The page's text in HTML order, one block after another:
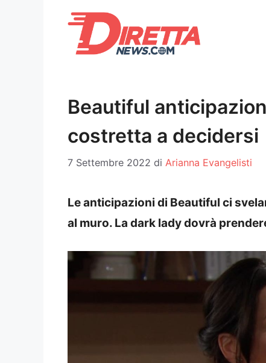
Beautiful
costretta a decidersi
7 Settembre 2022 di Arianna Evangelisti
Le anticipazioni di Beautiful ci
al muro. La dark lady dovrà